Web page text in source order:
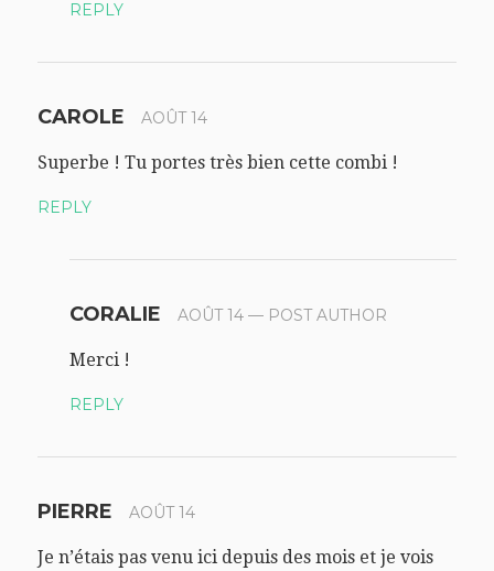
REPLY
CAROLE AOÛT 14
Superbe ! Tu portes très bien cette combi !
REPLY
CORALIE AOÛT 14— POST AUTHOR
Merci !
REPLY
PIERRE AOÛT 14
Je n’étais pas venu ici depuis des mois et je vois